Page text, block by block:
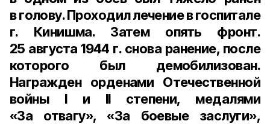
в голову. Проходил лечение в госпитале
г. Кинишма. Затем опять фронт.
25 августа 1944 г. снова ранение, после
которого был демобилизован.
Награжден орденами Отечественной
войны I и II степени, медалями
«За отвагу», «За боевые заслуги»,